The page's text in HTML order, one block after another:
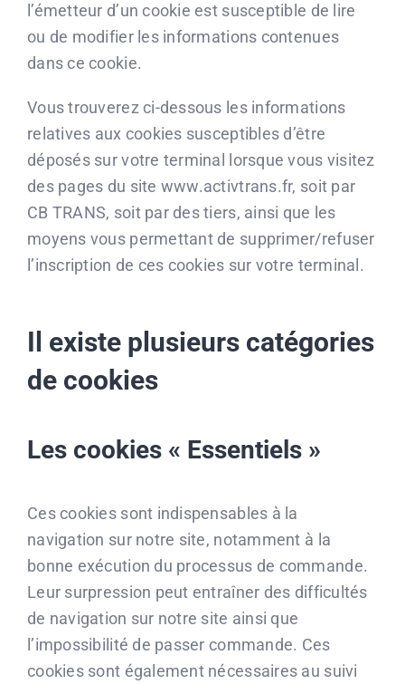
l’émetteur d’un cookie est susceptible de lire
ou de modifier les informations contenues
dans ce cookie.
Vous trouverez ci-dessous les informations
relatives aux cookies susceptibles d’être
déposés sur votre terminal lorsque vous visitez
des pages du site www.activtrans.fr, soit par
CB TRANS, soit par des tiers, ainsi que les
moyens vous permettant de supprimer/refuser
l’inscription de ces cookies sur votre terminal.
Il existe plusieurs catégories
de cookies
Les cookies « Essentiels »
Ces cookies sont indispensables à la
navigation sur notre site, notamment à la
bonne exécution du processus de commande.
Leur surpression peut entraîner des difficultés
de navigation sur notre site ainsi que
l’impossibilité de passer commande. Ces
cookies sont également nécessaires au suivi